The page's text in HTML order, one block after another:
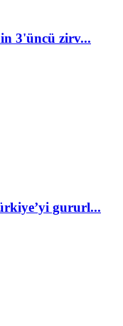
3'üncü zirv...
gururl...